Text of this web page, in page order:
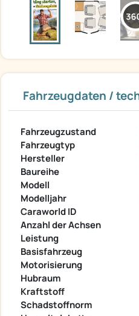
Fahrzeugdaten /
Fahrzeugzustand
Fahrzeugtyp
Hersteller
Baureihe
Modell
Modelljahr
Caraworld ID
Anzahl der Achsen
Leistung
Basisfahrzeug
Motorisierung
Hubraum
Kraftstoff
Schadstoffnorm